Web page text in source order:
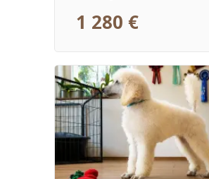
1 280 €